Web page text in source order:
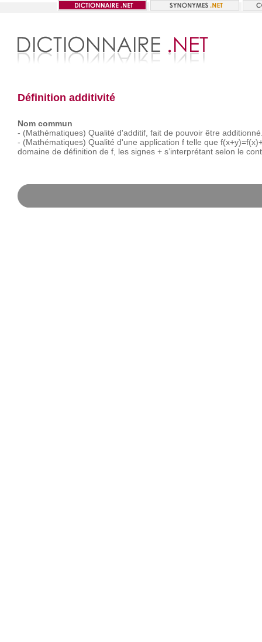
Définition additivité
Nom commun
- (Mathématiques) Qualité d'additif, fait de pouvoir être
- (Mathématiques) Qualité d'une application f telle que
domaine de définition de f, les signes + s’interprétant selon le